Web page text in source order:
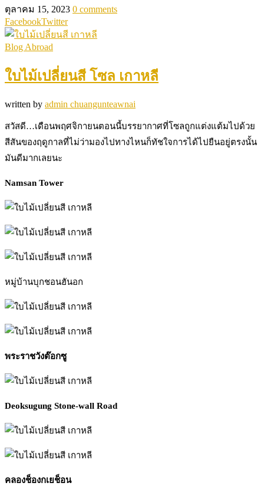
ตุลาคม 15, 2023 0 comments
FacebookTwitter
Blog Abroad
ใบไม้เปลี่ยนสี โซล เกาหลี
written by admin chuangunteawnai
สวัสดี…เดือนพฤศจิกายนตอนนี้บรรยากาศที่โซลถูกแต่งแต้มไปด้วย
สีสันของฤดูกาลที่ไม่ว่ามองไปทางไหนก็ทัชใจการได้ไปยืนอยู่ตรงนั้น
มันดีมากเลยนะ
Namsan Tower
หมู่บ้านบุกชอนฮันอก
พระราชวังต๊อกซู
Deoksugung Stone-wall Road
คลองช็องกเยช็อน